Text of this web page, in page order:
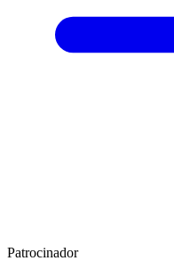
Patrocinador